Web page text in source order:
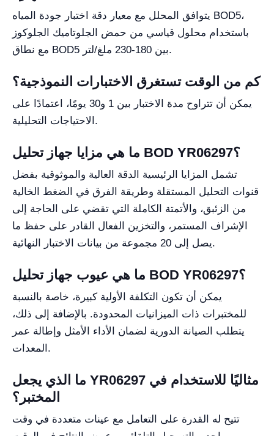
يتوافق المحلل مع معيار دقة اختبار جودة المياه BOD5،
باستخدام محلول قياسي من حمض الجلوتاميك الجلوكوز
مع نطاق BOD5 بين 180-230 ملغ/لتر.
كم من الوقت تستغرق الاختبارات النموذجية؟
يمكن أن تتراوح مدة الاختبار بين 1 و30 يومًا، اعتمادًا على
الاحتياجات التحليلية.
ما هي مزايا جهاز تحليل BOD YR06297؟
تشمل المزايا الرئيسية الدقة العالية والموثوقية بفضل
قنوات التحليل المستقلة وطريقة الفرق في الضغط الخالية
من الزئبق، والأتمتة الكاملة التي تقضي على الحاجة إلى
الإشراف المستمر، والتخزين الفعال القادر على حفظ ما
يصل إلى 20 مجموعة من بيانات الاختبار النهائية.
ما هي عيوب جهاز تحليل BOD YR06297؟
يمكن أن تكون التكلفة الأولية كبيرة، خاصة بالنسبة
للمختبرات ذات الميزانيات المحدودة. بالإضافة إلى ذلك،
يتطلب الصيانة الدورية لضمان الأداء الأمثل وإطالة عمر
المعدات.
ما الذي يجعل YR06297 مثاليًا للاستخدام في
المختبر؟
تتيح له القدرة على التعامل مع عينات متعددة في وقت